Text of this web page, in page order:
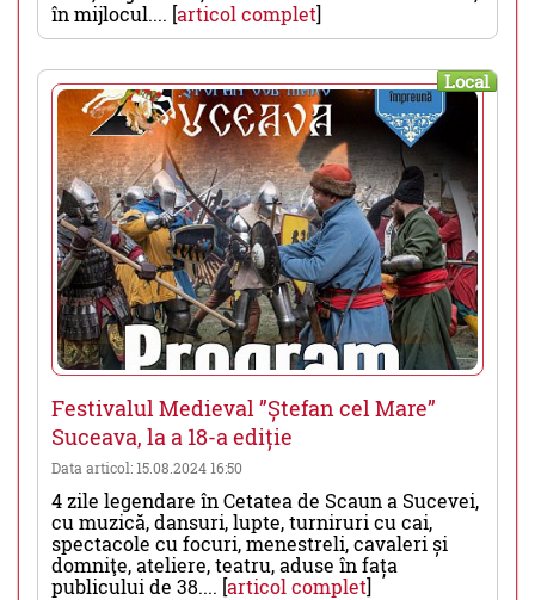
în mijlocul.... [articol complet]
Local
Festivalul Medieval ”Ștefan cel Mare”
Suceava, la a 18-a ediție
Data articol: 15.08.2024 16:50
4 zile legendare în Cetatea de Scaun a Sucevei,
cu muzică, dansuri, lupte, turniruri cu cai,
spectacole cu focuri, menestreli, cavaleri și
domniţe, ateliere, teatru, aduse în fața
publicului de 38.... [articol complet]